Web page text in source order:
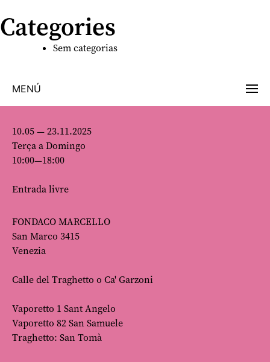
Categories
Sem categorias
MENÚ
10.05 — 23.11.2025
Terça a Domingo
10:00—18:00
Entrada livre
FONDACO MARCELLO
San Marco 3415
Venezia
Calle del Traghetto o Ca' Garzoni
Vaporetto 1 Sant Angelo
Vaporetto 82 San Samuele
Traghetto: San Tomà